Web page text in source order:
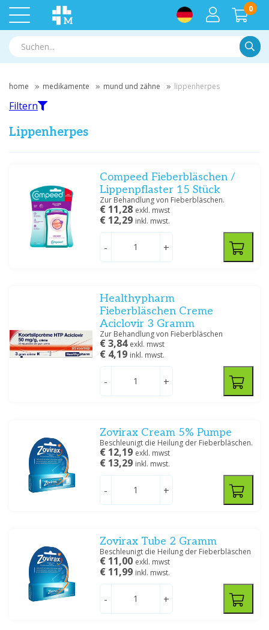
0
home medikamente mund und zähne lippenherpes
Nach Marke filtern
Glaxosmithkline
(2)
Healthypharm
OTC Medical BV
(1)
Spezifikation
Filtern
Lippenherpes
Compeed Fieberbläschen /
Lippenpflaster 15 Stück
Zur Behandlung von Fieberbläschen.
€ 11,28 exkl. mwst
€ 12,29 inkl. mwst.
- +
Healthypharm
Fieberbläschen Creme
Aciclovir 3 Gramm
Zur Behandlung von Fieberbläschen
€ 3,84 exkl. mwst
€ 4,19 inkl. mwst.
- +
Zovirax Cream 5% Pumpe
Beschleunigt die Heilung der Fieberbläschen.
€ 12,19 exkl. mwst
€ 13,29 inkl. mwst.
- +
Zovirax Tube 2 Gramm
Beschleunigt die Heilung der Fieberbläschen
€ 11,00 exkl. mwst
€ 11,99 inkl. mwst.
- +